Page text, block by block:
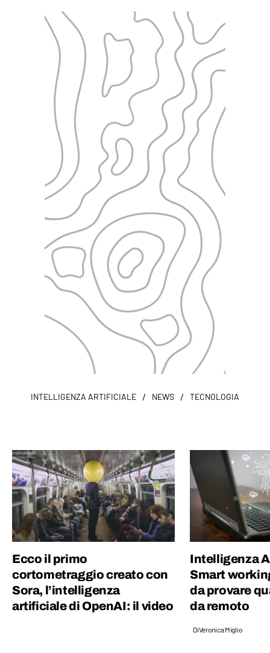
INTELLIGENZA ARTIFICIALE / NEWS / TECNOLOGIA
Ecco il primo
cortometraggio creato con
Sora, l’intelligenza
artificiale di OpenAI: il video
Intelligenza
Smart
da provare
da remoto
DiVeronica Miglio